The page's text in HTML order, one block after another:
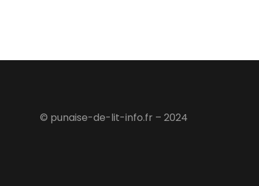
© punaise-de-lit-info.fr – 2024